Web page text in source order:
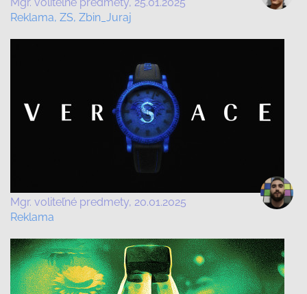
Reklama, ZS, Zbin_Juraj
Mgr. voliteľné predmety 20.01.2025
Reklama